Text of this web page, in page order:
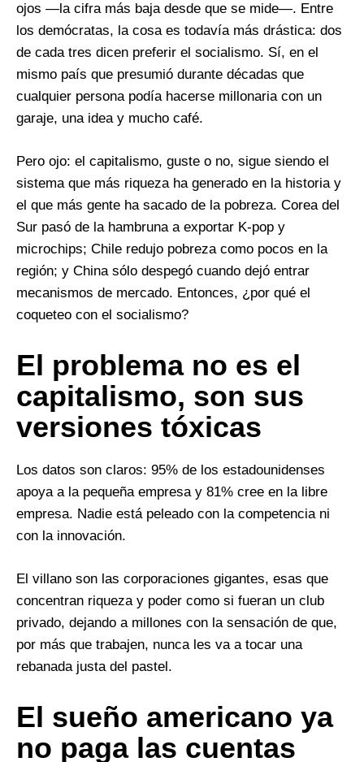
ojos —la cifra más baja desde que se mide—. Entre
los demócratas, la cosa es todavía más drástica: dos
de cada tres dicen preferir el socialismo. Sí, en el
mismo país que presumió durante décadas que
cualquier persona podía hacerse millonaria con un
garaje, una idea y mucho café.
Pero ojo: el capitalismo, guste o no, sigue siendo el
sistema que más riqueza ha generado en la historia y
el que más gente ha sacado de la pobreza. Corea del
Sur pasó de la hambruna a exportar K-pop y
microchips; Chile redujo pobreza como pocos en la
región; y China sólo despegó cuando dejó entrar
mecanismos de mercado. Entonces, ¿por qué el
coqueteo con el socialismo?
El problema no es el
capitalismo, son sus
versiones tóxicas
Los datos son claros: 95% de los estadounidenses
apoya a la pequeña empresa y 81% cree en la libre
empresa. Nadie está peleado con la competencia ni
con la innovación.
El villano son las corporaciones gigantes, esas que
concentran riqueza y poder como si fueran un club
privado, dejando a millones con la sensación de que,
por más que trabajen, nunca les va a tocar una
rebanada justa del pastel.
El sueño americano ya
no paga las cuentas